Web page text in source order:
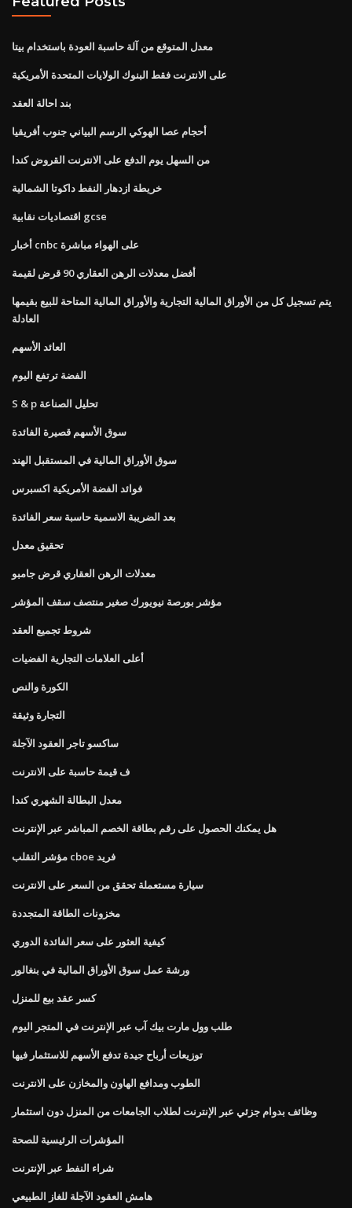
معدل المتوقع من آلة حاسبة العودة باستخدام بيتا
على الانترنت فقط البنوك الولايات المتحدة الأمريكية
بند احالة العقد
أحجام عصا الهوكي الرسم البياني جنوب أفريقيا
من السهل يوم الدفع على الانترنت القروض كندا
خريطة ازدهار النفط داكوتا الشمالية
اقتصاديات نقابية gcse
أخبار cnbc على الهواء مباشرة
أفضل معدلات الرهن العقاري 90 قرض لقيمة
يتم تسجيل كل من الأوراق المالية التجارية والأوراق المالية المتاحة للبيع بقيمها
العادلة
العائد الأسهم
الفضة ترتفع اليوم
S & p تحليل الصناعة
سوق الأسهم قصيرة الفائدة
سوق الأوراق المالية في المستقبل الهند
فوائد الفضة الأمريكية اكسبرس
بعد الضريبة الاسمية حاسبة سعر الفائدة
تحقيق معدل
معدلات الرهن العقاري قرض جامبو
مؤشر بورصة نيويورك صغير منتصف سقف المؤشر
شروط تجميع العقد
أعلى العلامات التجارية الفضيات
الكورة والنص
التجارة وثيقة
ساكسو تاجر العقود الآجلة
ف قيمة حاسبة على الانترنت
معدل البطالة الشهري كندا
هل يمكنك الحصول على رقم بطاقة الخصم المباشر عبر الإنترنت
مؤشر التقلب cboe فريد
سيارة مستعملة تحقق من السعر على الانترنت
مخزونات الطاقة المتجددة
كيفية العثور على سعر الفائدة الدوري
ورشة عمل سوق الأوراق المالية في بنغالور
كسر عقد بيع للمنزل
طلب وول مارت بيك آب عبر الإنترنت في المتجر اليوم
توزيعات أرباح جيدة تدفع الأسهم للاستثمار فيها
الطوب ومدافع الهاون والمخازن على الانترنت
وظائف بدوام جزئي عبر الإنترنت لطلاب الجامعات من المنزل دون استثمار
المؤشرات الرئيسية للصحة
شراء النفط عبر الإنترنت
هامش العقود الآجلة للغاز الطبيعي